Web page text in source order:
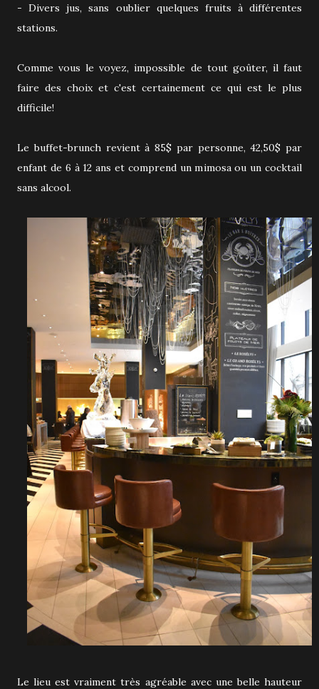
- Divers jus, sans oublier quelques fruits à différentes
stations.
Comme vous le voyez, impossible de tout goûter, il faut
faire des choix et c'est certainement ce qui est le plus
difficile!
Le buffet-brunch revient à 85$ par personne, 42,50$ par
enfant de 6 à 12 ans et comprend un mimosa ou un cocktail
sans alcool.
Le lieu est vraiment très agréable avec une belle hauteur